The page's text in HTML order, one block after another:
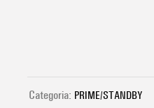
Categoria: PRIME/STANDBY